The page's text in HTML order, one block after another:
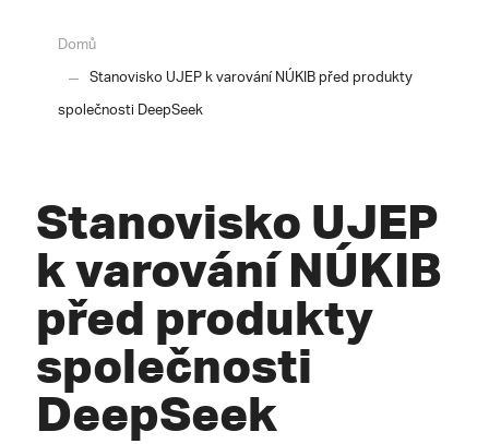
Domů
Stanovisko UJEP k varování NÚKIB před produkty
společnosti DeepSeek
Stanovisko UJEP
k varování NÚKIB
před produkty
společnosti
DeepSeek